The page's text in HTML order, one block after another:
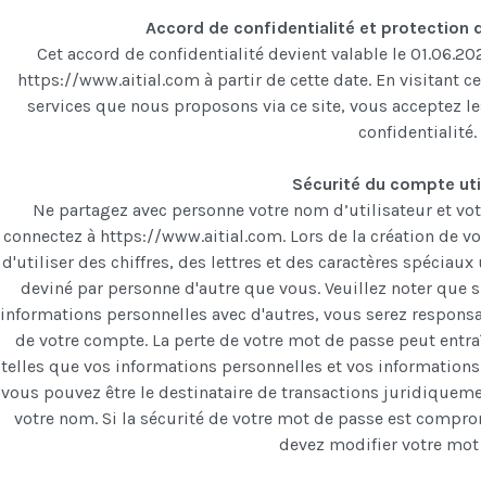
Accord de confidentialité et protection
Cet accord de confidentialité devient valable le
https://www.aitial.com à partir de cette date. En visitant
services que nous proposons via ce site, vous acceptez
confidentialité.
Sécurité du compte
Ne partagez avec personne votre nom d’utilisateur et
connectez à https://www.aitial.com. Lors de la création de
d'utiliser des chiffres, des lettres et des caractères
deviné par personne d'autre que vous. Veuillez noter que
informations personnelles avec d'autres, vous serez
de votre compte. La perte de votre mot de passe peut
telles que vos informations personnelles et vos
vous pouvez être le destinataire de transactions
votre nom. Si la sécurité de votre mot de passe est
devez modifier votre mot